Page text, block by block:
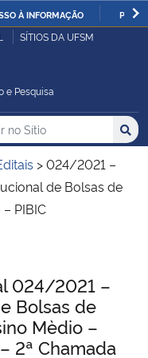
À INFORMAÇÃO
SÍTIOS DA UFSM
e Pesquisa
no no Sítio
>024/2021 –
de Bolsas de
PIBIC
024/2021 –
Bolsas de
Mèdio –
2ª Chamada